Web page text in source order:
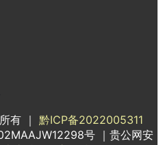
有 ｜ 黔ICP备2022005311
号 ｜贵公网安